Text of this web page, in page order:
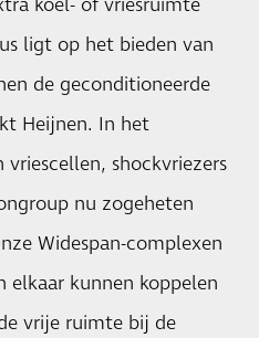
koel- of vriesruimte
ligt op het bieden van
de geconditioneerde
Heijnen. In het
shockvriezers
nu zogeheten
Widespan-complexen
elkaar kunnen koppelen
vrije ruimte bij de